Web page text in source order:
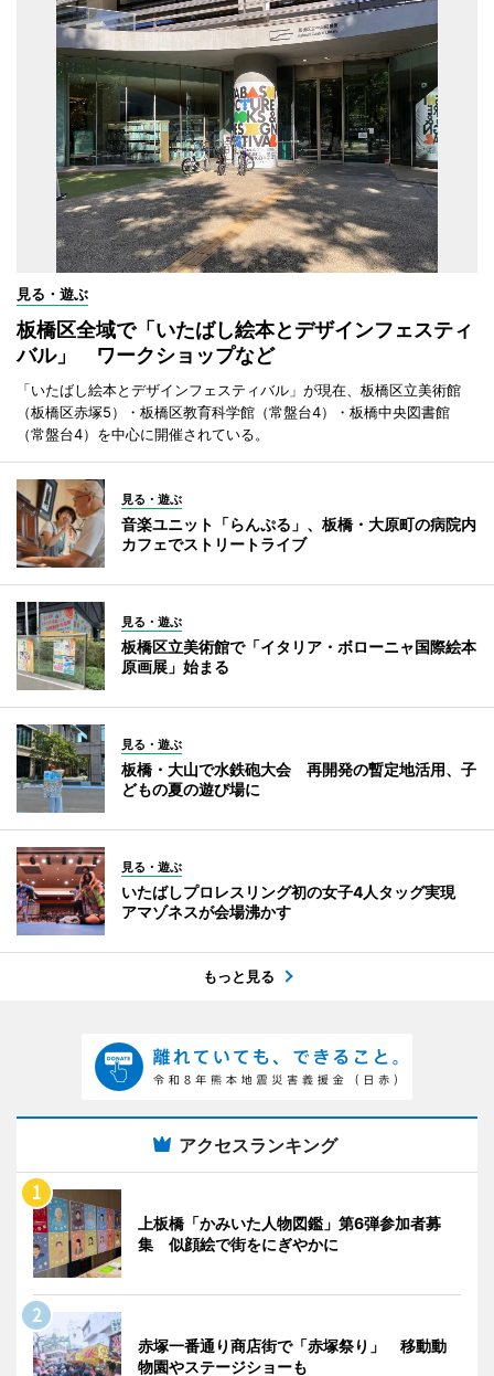
見る・遊ぶ
板橋区全域で「いたばし絵本とデザインフェスティ
バル」 ワークショップなど
「いたばし絵本とデザインフェスティバル」が現在、板橋区立美術館
（板橋区赤塚5）・板橋区教育科学館（常盤台4）・板橋中央図書館
（常盤台4）を中心に開催されている。
見る・遊ぶ
音楽ユニット「らんぷる」、板橋・大原町の病院内
カフェでストリートライブ
見る・遊ぶ
板橋区立美術館で「イタリア・ボローニャ国際絵本
原画展」始まる
見る・遊ぶ
板橋・大山で水鉄砲大会 再開発の暫定地活用、子
どもの夏の遊び場に
見る・遊ぶ
いたばしプロレスリング初の女子4人タッグ実現
アマゾネスが会場沸かす
もっと見る
アクセスランキング
上板橋「かみいた人物図鑑」第6弾参加者募
集 似顔絵で街をにぎやかに
赤塚一番通り商店街で「赤塚祭り」 移動動
物園やステージショーも